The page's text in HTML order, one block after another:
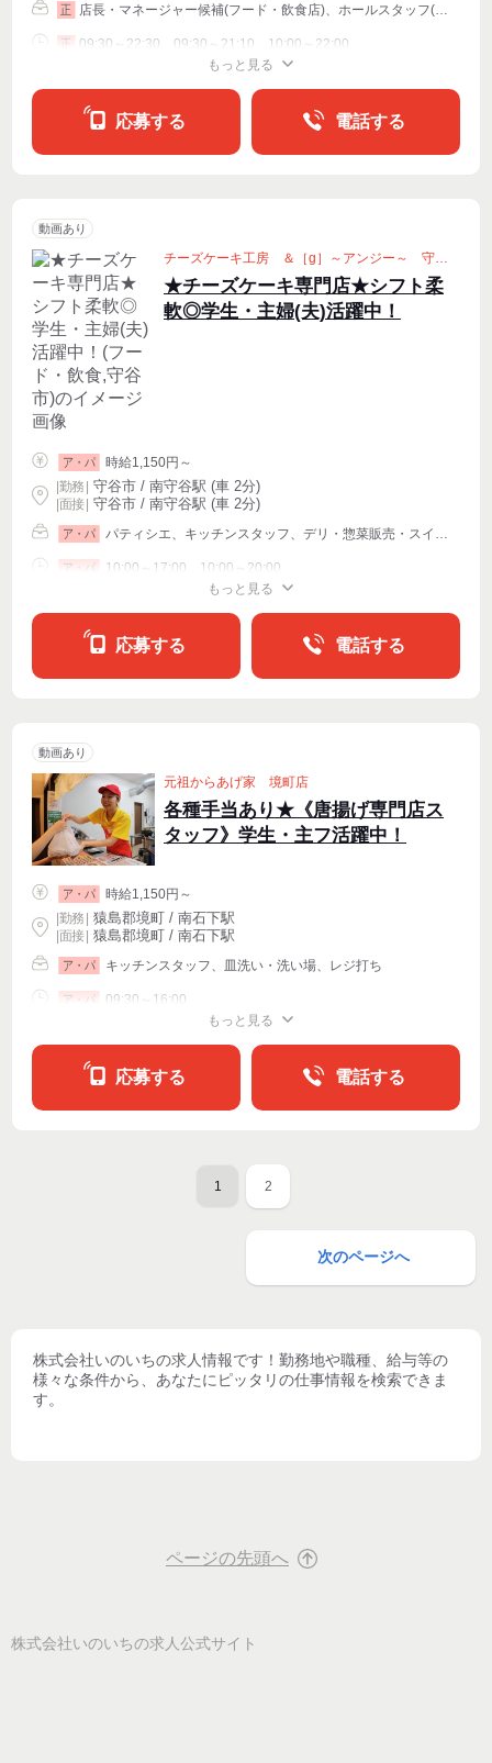
正 店長・マネージャー候補(フード・飲食店)、ホールスタッフ(配膳)、キッチンスタッフ
正 09:30～22:30、09:30～21:10、10:00～22:00
もっと見る
応募する 電話する
動画あり
チーズケーキ工房 ＆［g］～アンジー～ 守谷店
★チーズケーキ専門店★シフト柔
軟◎学生・主婦(夫)活躍中！
ア・パ
時給1,150円～
|勤務 守谷市 / 南守谷駅 (車 2分)
| 面接 | 守谷市 / 南守谷駅 (車 2分)
ア・パ パティシエ、キッチンスタッフ、デリ・惣菜販売・スイーツ販売
ア・パ 10:00～17:00、10:00～20:00
もっと見る
応募する 電話する
動画あり
元祖からあげ家 境町店
各種手当あり★《唐揚げ専門店ス
タッフ》学生・主フ活躍中！
ア・パ
時給1,150円～
|勤務 猿島郡境町 / 南石下駅
| 面接 | 猿島郡境町 / 南石下駅
ア・パ キッチンスタッフ、皿洗い・洗い場、レジ打ち
ア・パ 09:30～16:00
もっと見る
応募する 電話する
1 2
次のページへ
株式会社いのいちの求人情報です！勤務地や職種、給与等の
様々な条件から、あなたにピッタリの仕事情報を検索できま
す。
ページの先頭へ
株式会社いのいちの求人公式サイト